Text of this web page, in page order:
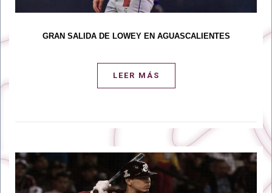
GRAN SALIDA DE LOWEY EN AGUASCALIENTES
LEER MÁS